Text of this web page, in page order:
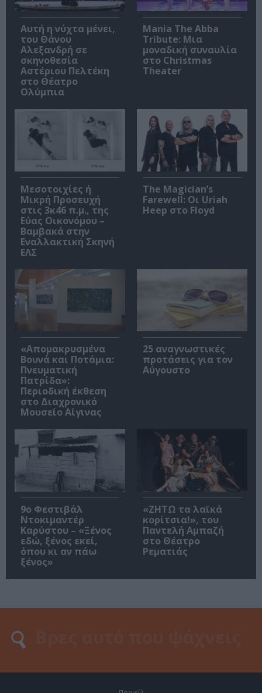
Αυτή η νύχτα μένει,
του Θάνου
Αλεξανδρή σε
σκηνοθεσία
Αστέριου Πελτέκη
στο Θέατρο
Ολύμπια
Mania The Abba
Tribute: Μια
μοναδική συναυλία
στο Christmas
Theater
Μεσοτοιχίες ή
Μικρή Προσευχή
στις 3κ46 π.μ., της
Εύας Οικονόμου –
Βαμβακά στην
Εναλλακτική Σκηνή
ΕΛΣ
The Magician’s
Farewell: Οι Uriah
Heep στο Floyd
«Απομακρυσμένα
Βουνά και Ποτάμια:
Πνευματική
Πατρίδα»:
Περιοδική έκθεση
στο Διαχρονικό
Μουσείο Αίγινας
25 αναγνωστικές
προτάσεις για τον
Αύγουστο
9ο Φεστιβάλ
Ντοκιμαντέρ
Καρύστου – «Ξένος
εδώ, ξένος εκεί,
όπου κι αν πάω
ξένος»
«ΖΗΤΩ τα λαϊκά
κορίτσια!», του
Παντελή Αμπαζή
στο Θέατρο
Ρεματιάς